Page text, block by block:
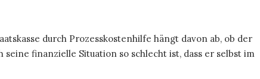
durch Prozesskostenhilfe hängt davon ab, ob der
seine finanzielle Situation so schlecht ist, dass er selbst im